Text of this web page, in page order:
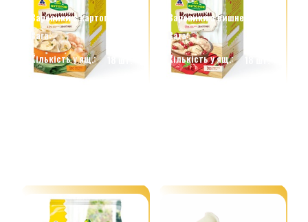
Вареники з картоплею
Вага:
Кількість у ящ.:
Вареники з вишнею
Вага:
Кількість у ящ.: